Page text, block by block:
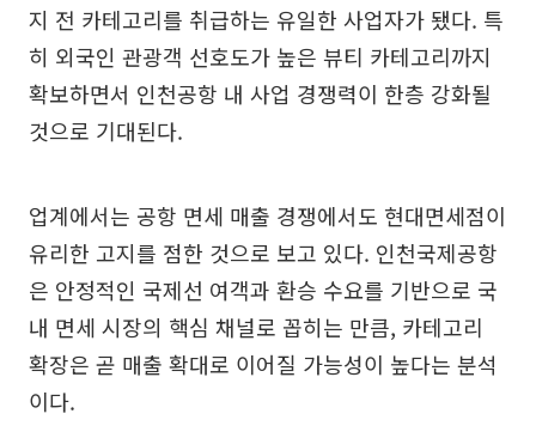
지 전 카테고리를 취급하는 유일한 사업자가 됐다. 특
히 외국인 관광객 선호도가 높은 뷰티 카테고리까지
확보하면서 인천공항 내 사업 경쟁력이 한층 강화될
것으로 기대된다.
업계에서는 공항 면세 매출 경쟁에서도 현대면세점이
유리한 고지를 점한 것으로 보고 있다. 인천국제공항
은 안정적인 국제선 여객과 환승 수요를 기반으로 국
내 면세 시장의 핵심 채널로 꼽히는 만큼, 카테고리
확장은 곧 매출 확대로 이어질 가능성이 높다는 분석
이다.